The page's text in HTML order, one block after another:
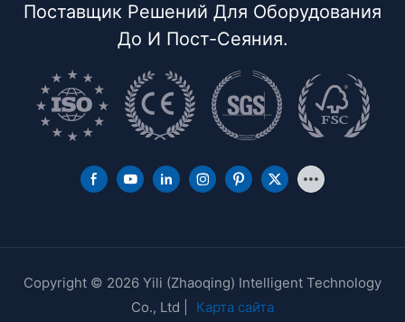
Поставщик Решений Для Оборудования
До И Пост-Сеяния.
Copyright © 2026 Yili (Zhaoqing) Intelligent Technology
Co., Ltd |
Карта сайта